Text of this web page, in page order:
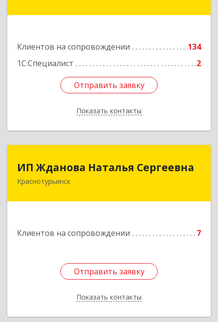
Клиентов на сопровождении
134
1С:Специалист
2
Отправить заявку
Показать контакты
Отправить заявку
Назад
ИП Жданова Наталья Сергеевна
Краснотурьинск
Клиентов на сопровождении 7
Отправить заявку
Показать контакты
Отправить заявку
Назад